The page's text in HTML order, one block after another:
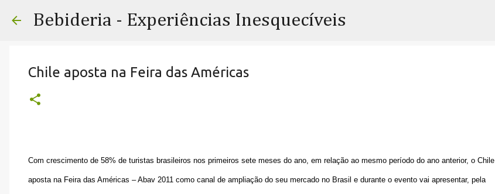
Bebideria - Experiências Inesquecíveis
Chile aposta na Feira das Américas
Com crescimento de 58% de turistas brasileiros nos primeiros sete meses do ano, em relação ao mesmo período do ano anterior, o Chile
aposta na Feira das Américas – Abav 2011 como canal de ampliação do seu mercado no Brasil e durante o evento vai apresentar, pela